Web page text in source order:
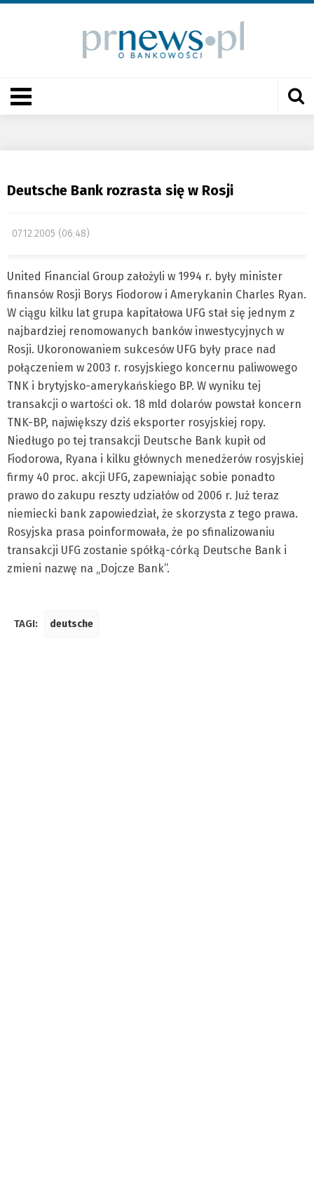
Deutsche Bank rozrasta się w Rosji
07.12.2005 (06:48)
United Financial Group założyli w 1994 r. były minister
finansów Rosji Borys Fiodorow i Amerykanin Charles Ryan.
W ciągu kilku lat grupa kapitałowa UFG stał się jednym z
najbardziej renomowanych banków inwestycyjnych w
Rosji. Ukoronowaniem sukcesów UFG były prace nad
połączeniem w 2003 r. rosyjskiego koncernu paliwowego
TNK i brytyjsko-amerykańskiego BP. W wyniku tej
transakcji o wartości ok. 18 mld dolarów powstał koncern
TNK-BP, największy dziś eksporter rosyjskiej ropy.
Niedługo po tej transakcji Deutsche Bank kupił od
Fiodorowa, Ryana i kilku głównych menedżerów rosyjskiej
firmy 40 proc. akcji UFG, zapewniając sobie ponadto
prawo do zakupu reszty udziałów od 2006 r. Już teraz
niemiecki bank zapowiedział, że skorzysta z tego prawa.
Rosyjska prasa poinformowała, że po sfinalizowaniu
transakcji UFG zostanie spółką-córką Deutsche Bank i
zmieni nazwę na „Dojcze Bank”.
TAGI: deutsche